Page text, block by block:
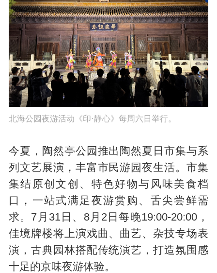
北海公园夜游活动《印·静心》每周六日举行。
今夏，陶然亭公园推出陶然夏日市集与系
列文艺展演，丰富市民游园夜生活。市集
集结原创文创、特色好物与风味美食档
口，一站式满足夜游赏购、舌尖尝鲜需
求。7月31日、8月2日每晚19:00-20:00，
佳境牌楼将上演戏曲、曲艺、杂技专场表
演，古典园林搭配传统演艺，打造氛围感
十足的京味夜游体验。